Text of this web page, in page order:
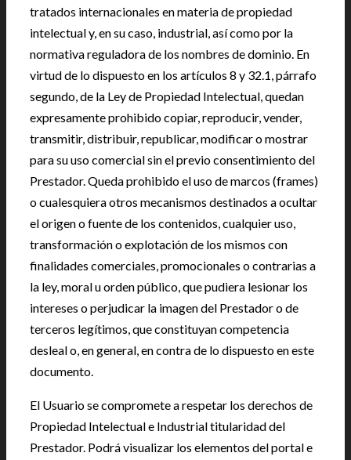
tratados internacionales en materia de propiedad
intelectual y, en su caso, industrial, así como por la
normativa reguladora de los nombres de dominio. En
virtud de lo dispuesto en los artículos 8 y 32.1, párrafo
segundo, de la Ley de Propiedad Intelectual, quedan
expresamente prohibido copiar, reproducir, vender,
transmitir, distribuir, republicar, modificar o mostrar
para su uso comercial sin el previo consentimiento del
Prestador. Queda prohibido el uso de marcos (frames)
o cualesquiera otros mecanismos destinados a ocultar
el origen o fuente de los contenidos, cualquier uso,
transformación o explotación de los mismos con
finalidades comerciales, promocionales o contrarias a
la ley, moral u orden público, que pudiera lesionar los
intereses o perjudicar la imagen del Prestador o de
terceros legítimos, que constituyan competencia
desleal o, en general, en contra de lo dispuesto en este
documento.
El Usuario se compromete a respetar los derechos de
Propiedad Intelectual e Industrial titularidad del
Prestador. Podrá visualizar los elementos del portal e